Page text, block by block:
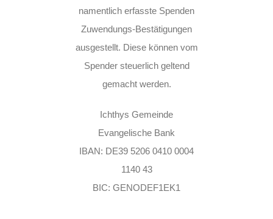
namentlich erfasste Spenden
Zuwendungs-Bestätigungen
ausgestellt. Diese können vom
Spender steuerlich geltend
gemacht werden.
Ichthys Gemeinde
Evangelische Bank
IBAN: DE39 5206 0410 0004
1140 43
BIC: GENODEF1EK1